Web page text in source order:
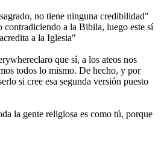
no tiene ninguna credibilidad"
contradiciendo a la Bibila, luego este sí
a la Iglesia"
claro que sí, a los ateos nos
todos lo mismo. De hecho, y por
si cree esa segunda versión puesto
la gente religiosa es como tú, porque